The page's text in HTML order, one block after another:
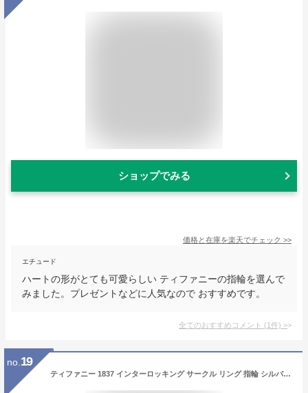
ショップでみる
価格と在庫を楽天でチェック >>
エチュード
ハートの形がとても可愛らしい ティファニーの指輪を選んで
みました。プレゼントなどに人気なので おすすめです。
全てのおすすめコメント (1件) >
no. 19
ティファニー 1837 インターロッキング サークル リング 指輪 シルバー レディース メンズ ブランド おしゃれ 新品 本物 カジュアル オシャレ シンプル シルバー925 20代 30代 40代 50代 60代 大学生 彼女 彼氏 プレゼント ギフト ホワイトデー クリスマス 母の日